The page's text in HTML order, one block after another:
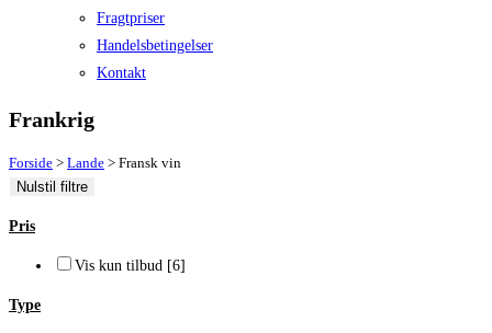
Fragtpriser
Handelsbetingelser
Kontakt
Frankrig
Forside > Lande > Fransk vin
Nulstil filtre
Pris
Vis kun tilbud [6]
Type